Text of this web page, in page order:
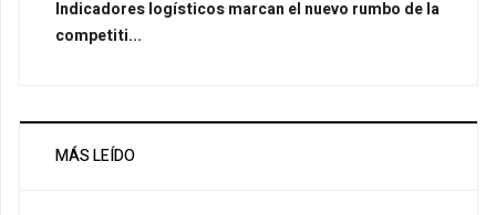
Indicadores logísticos marcan el nuevo rumbo de la
competiti...
MÁS LEÍDO